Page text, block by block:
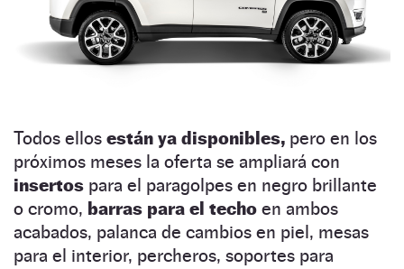
Todos ellos están ya disponibles, pero en los
próximos meses la oferta se ampliará con
insertos para el paragolpes en negro brillante
o cromo, barras para el techo en ambos
acabados, palanca de cambios en piel, mesas
para el interior, percheros, soportes para